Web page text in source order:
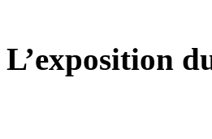
L’exposition